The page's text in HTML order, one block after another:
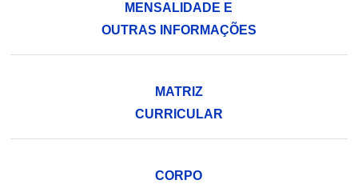
MENSALIDADE E
OUTRAS INFORMAÇÕES
MATRIZ
CURRICULAR
CORPO